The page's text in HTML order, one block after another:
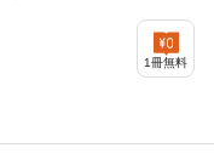
1冊無料